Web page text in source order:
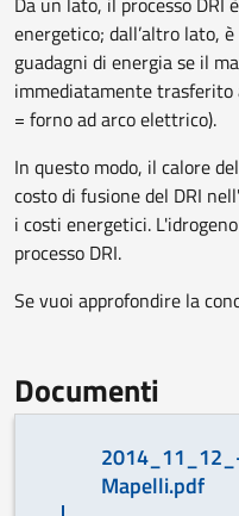
energetico; dall’altro lato,
guadagni di energia se il
immediatamente trasferito
= forno ad arco elettrico).
In questo modo, il calore
costo di fusione del DRI
i costi energetici.
processo DRI.
Se vuoi approfondire la
Documenti
Mapelli.pdf